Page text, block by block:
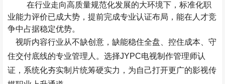
在行业走向高质量规范化发展的大环境下，标准化职
业能力评价已成大势，提前完成专业认证布局，能在人才竞
争中占据稳定优势。
视听内容行业从不缺创意，缺能稳住全盘、控住成本、守
住交付底线的专业管理人。选择JYPC电视制作管理师认
证，系统化夯实制片统筹硬实力，为自己打开更广的影视传